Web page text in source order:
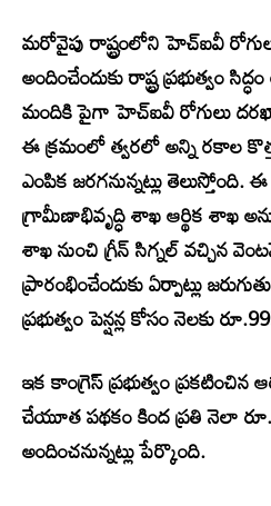
మరోవైపు రాష్ట్రంలోని హెచ్ఐవీ
అందించేందుకు రాష్ట్ర ప్రభుత్వం
మందికి పైగా హెచ్ఐవీ రోగులు
ఈ క్రమంలో త్వరలో అన్ని రకాల కొత్త
ఎంపిక జరగనున్నట్లు
గ్రామీణాభివృద్ధి శాఖ ఆర్థిక శాఖ
శాఖ నుంచి గ్రీన్ సిగ్నల్ వచ్చిన
ప్రారంభించేందుకు ఏర్పాట్లు
ప్రభుత్వం పెన్షన్ల కోసం నెలకు
ఇక కాంగ్రెస్ ప్రభుత్వం
చేయూత పథకం కింద ప్రతి నెలా రూ.
అందించనున్నట్లు పేర్కొంది.